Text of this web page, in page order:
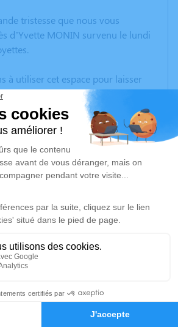
Hommages
tristesse que nous vous
d’Yvette MONIN survenu le lundi
à utiliser cet espace pour laisser
partager des photos souvenirs, une
vos pensées à travers des
Cet endroit est un lieu
à honorer la mémoire d’Yvette
d’arbre hommage est
Je rends hommage
Ancien de Loyettes